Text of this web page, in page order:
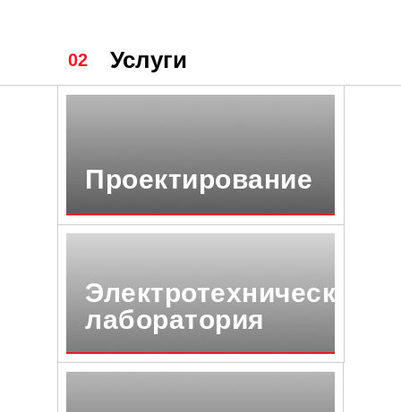
Услуги
02
Проектирование
Электротехническая
лаборатория